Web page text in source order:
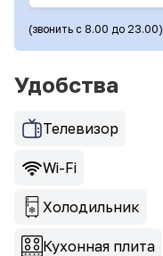
(звонить с 8.00 до 23.00)
Удобства
Телевизор
Wi-Fi
Холодильник
Кухонная плита